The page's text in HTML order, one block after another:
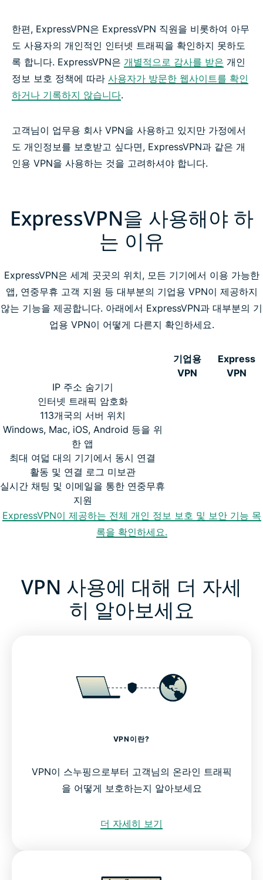
한편, ExpressVPN은 ExpressVPN 직원을 비롯하여 아무
도 사용자의 개인적인 인터넷 트래픽을 확인하지 못하도
록 합니다. ExpressVPN은 개별적으로 감사를 받은 개인
정보 보호 정책에 따라 사용자가 방문한 웹사이트를 확인
하거나 기록하지 않습니다.
고객님이 업무용 회사 VPN을 사용하고 있지만 가정에서
도 개인정보를 보호받고 싶다면, ExpressVPN과 같은 개
인용 VPN을 사용하는 것을 고려하셔야 합니다.
ExpressVPN을 사용해야 하
는 이유
ExpressVPN은 세계 곳곳의 위치, 모든 기기에서 이용 가능한
앱, 연중무휴 고객 지원 등 대부분의 기업용 VPN이 제공하지
않는 기능을 제공합니다. 아래에서 ExpressVPN과 대부분의 기
업용 VPN이 어떻게 다른지 확인하세요.
기업용
VPN
Express
VPN
IP 주소 숨기기
인터넷 트래픽 암호화
113개국의 서버 위치
Windows, Mac, iOS, Android 등을 위
한 앱
최대 여덟 대의 기기에서 동시 연결
활동 및 연결 로그 미보관
실시간 채팅 및 이메일을 통한 연중무휴
지원
ExpressVPN이 제공하는 전체 개인 정보 보호 및 보안 기능 목
록을 확인하세요.
VPN 사용에 대해 더 자세
히 알아보세요
VPN이란?
VPN이 스누핑으로부터 고객님의 온라인 트래픽
을 어떻게 보호하는지 알아보세요
더 자세히 보기